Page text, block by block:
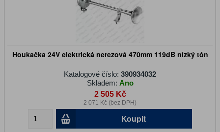
Houkačka 24V elektrická nerezová 470mm 119dB nízký tón
Katalogové číslo: 390934032
Skladem: Ano
2 505 Kč
2 071 Kč (bez DPH)
Koupit